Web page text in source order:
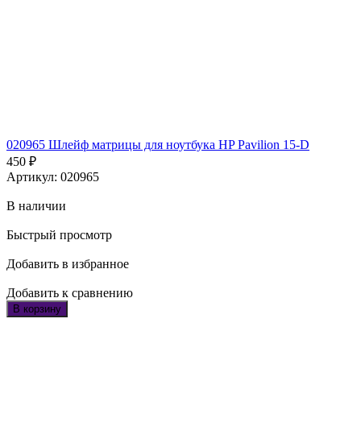
020965 Шлейф матрицы для ноутбука HP Pavilion 15-D
450 ₽
Артикул: 020965
В наличии
Быстрый просмотр
Добавить в избранное
Добавить к сравнению
В корзину